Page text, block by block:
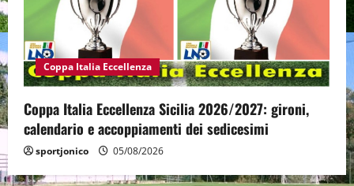
Coppa Italia Eccellenza
Coppa Italia Eccellenza Sicilia 2026/2027: gironi,
calendario e accoppiamenti dei sedicesimi
sportjonico 05/08/2026